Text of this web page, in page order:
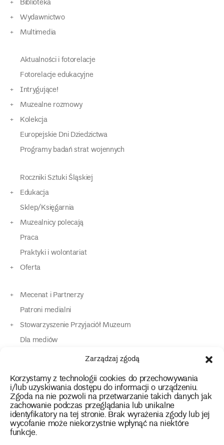
Zarządzaj zgodą
Korzystamy z technologii cookies do przechowywania
i/lub uzyskiwania dostępu do informacji o urządzeniu.
Zgoda na nie pozwoli na przetwarzanie takich danych jak
zachowanie podczas przeglądania lub unikalne
identyfikatory na tej stronie. Brak wyrażenia zgody lub jej
wycofanie może niekorzystnie wpłynąć na niektóre
funkcje.
Biblioteka
Wydawnictwo
Multimedia
Aktualności i fotorelacje
Fotorelacje edukacyjne
Intrygujące!
Muzealne rozmowy
Kolekcja
Europejskie Dni Dziedzictwa
Programy badań strat wojennych
Roczniki Sztuki Śląskiej
Edukacja
Sklep/Księgarnia
Muzealnicy polecają
Praca
Praktyki i wolontariat
Oferta
Mecenat i Partnerzy
Patroni medialni
Stowarzyszenie Przyjaciół Muzeum
Dla mediów
Dla osób o specjalnych potrzebach
Kontakt
instagram
twitterfacebookyoutube
tiktok
Polityka prywatności